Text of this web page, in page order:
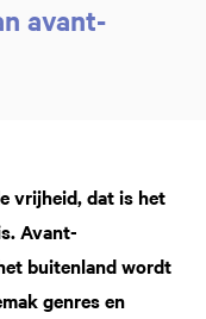
avant-
vrijheid, dat is het
Avant-
buitenland wordt
genres en